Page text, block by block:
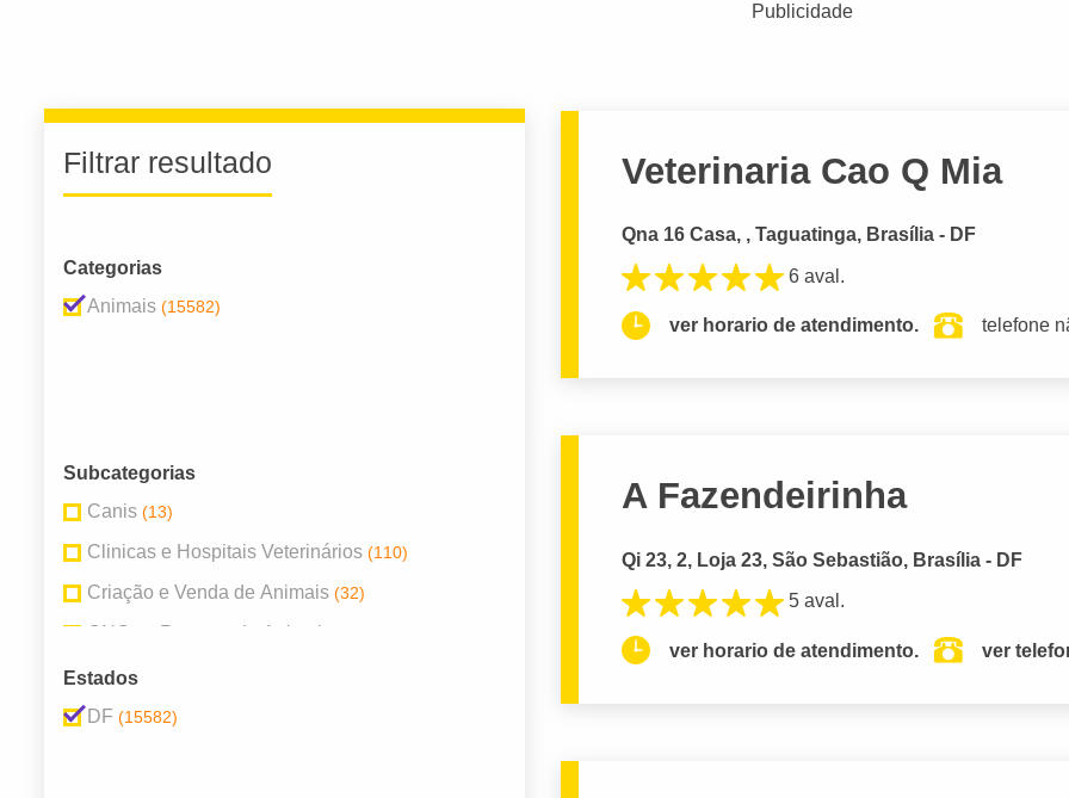
Publicidade
Filtrar resultado
Categorias
Animais (15582)
Subcategorias
Canis (13)
Clinicas e Hospitais Veterinários (110)
Criação e Venda de Animais (32)
ONGs e Resgate de Animais
Pet Shops
Produtos Veterinários
Estados
DF (15582)
Veterinaria Cao Q Mia
Qna 16 Casa, , Taguatinga, Brasília - DF
6 aval.
ver horario de atendimento. telefone
A Fazendeirinha
Qi 23, 2, Loja 23, São Sebastião, Brasília - DF
5 aval.
ver horario de atendimento. ver